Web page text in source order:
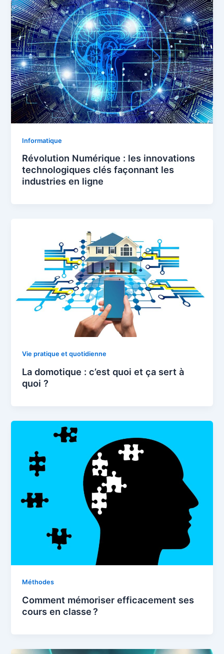
Informatique
Révolution Numérique : les innovations
technologiques clés façonnant les
industries en ligne
Vie pratique et quotidienne
La domotique : c’est quoi et ça sert à
quoi ?
Méthodes
Comment mémoriser efficacement ses
cours en classe ?